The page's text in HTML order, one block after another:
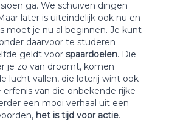
ga. We schuiven dingen
later is uiteindelijk ook nu en
moet je nu al beginnen. Je kunt
daarvoor te studeren
geldt voor spaardoelen. Die
je zo van droomt, komen
lucht vallen, die loterij wint ook
van die onbekende rijke
een mooi verhaal uit een
het is tijd voor actie.